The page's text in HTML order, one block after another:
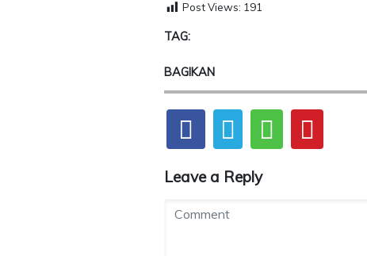
Post Views: 191
TAG:
BAGIKAN
Leave a Reply